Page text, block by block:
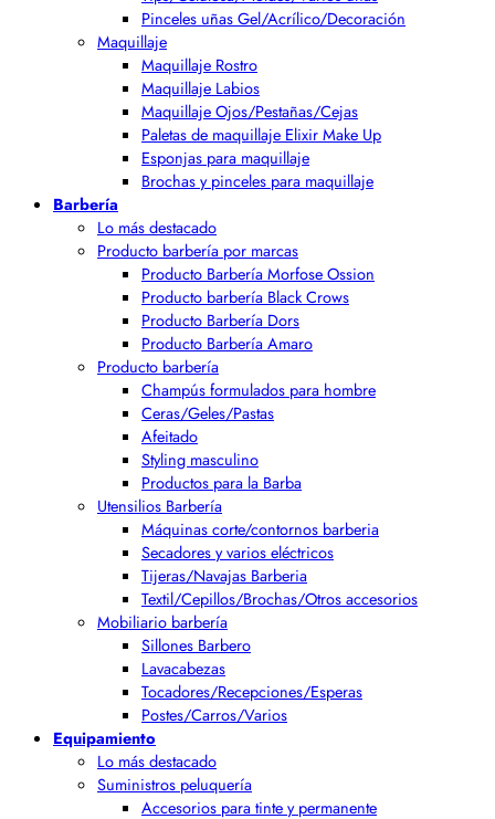
Pinceles uñas Gel/Acrílico/Decoración
Maquillaje
Maquillaje Rostro
Maquillaje Labios
Maquillaje Ojos/Pestañas/Cejas
Paletas de maquillaje Elixir Make Up
Esponjas para maquillaje
Brochas y pinceles para maquillaje
Barbería
Lo más destacado
Producto barbería por marcas
Producto Barbería Morfose Ossion
Producto barbería Black Crows
Producto Barbería Dors
Producto Barbería Amaro
Producto barbería
Champús formulados para hombre
Ceras/Geles/Pastas
Afeitado
Styling masculino
Productos para la Barba
Utensilios Barbería
Máquinas corte/contornos barberia
Secadores y varios eléctricos
Tijeras/Navajas Barberia
Textil/Cepillos/Brochas/Otros accesorios
Mobiliario barbería
Sillones Barbero
Lavacabezas
Tocadores/Recepciones/Esperas
Postes/Carros/Varios
Equipamiento
Lo más destacado
Suministros peluquería
Accesorios para tinte y permanente